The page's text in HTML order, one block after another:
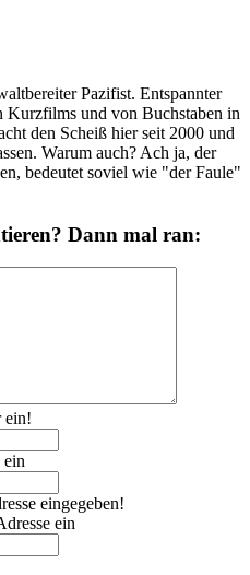
Pazifist. Entspannter
Kurzfilms und von Buchstaben in
den Scheiß hier seit 2000 und
Warum auch? Ach ja, der
bedeutet soviel wie "der Faule"
Dann mal ran:
ein!
ein
eingegeben!
ein